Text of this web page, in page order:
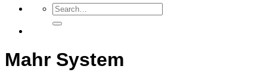
Search
for:
Mahr System